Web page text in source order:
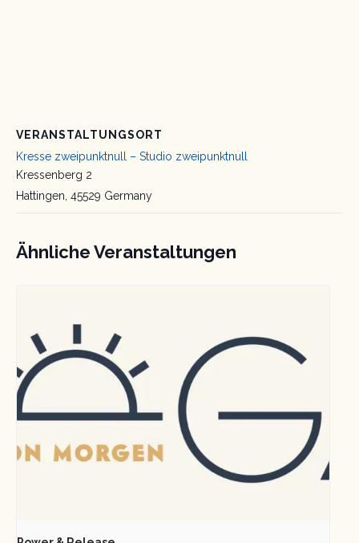
VERANSTALTUNGSORT
Kresse zweipunktnull – Studio zweipunktnull
Kressenberg 2
Hattingen, 45529 Germany
Ähnliche Veranstaltungen